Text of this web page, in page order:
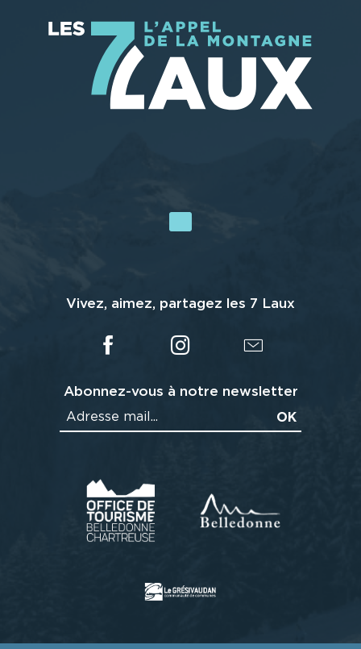
Vivez, aimez, partagez les 7 Laux
Abonnez-vous à notre newsletter